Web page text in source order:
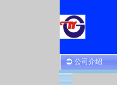
公司介绍